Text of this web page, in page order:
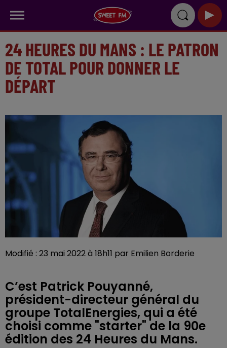
24 HEURES DU MANS : LE PATRON
DE TOTAL POUR DONNER LE
DÉPART
Modifié : 23 mai 2022 à 18h11 par Emilien Borderie
C’est Patrick Pouyanné,
président-directeur général du
groupe TotalEnergies, qui a été
choisi comme "starter" de la 90e
édition des 24 Heures du Mans.